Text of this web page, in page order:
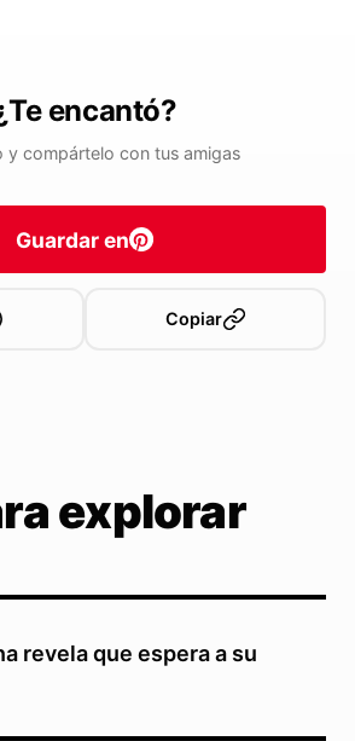
encantó?
y compártelo con tus amigas
Guardar en
Copiar
explorar
revela que espera a su